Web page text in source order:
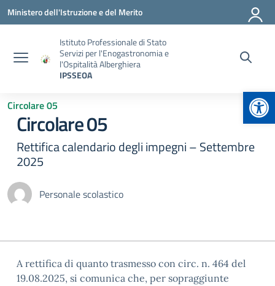
Vai ai contenuti
Vai al menu di navigazione
Vai al footer
Ministero dell'Istruzione e del Merito
Istituto Professionale di Stato
Servizi per l'Enogastronomia e
l'Ospitalità Alberghiera
IPSSEOA
Circolare 05
Circolare 05
Rettifica calendario degli impegni – Settembre
2025
Personale scolastico
A rettifica di quanto trasmesso con circ. n. 464 del
19.08.2025, si comunica che, per sopraggiunte